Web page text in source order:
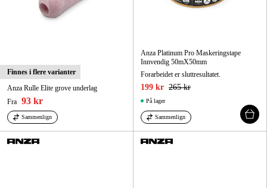
Finnes i flere varianter
Anza Rulle Elite grove underlag
Fra 93 kr
Sammenlign
Anza Platinum Pro Maskeringstape
Innvendig 50mX50mm
Forarbeidet er sluttresultatet.
199 kr 265 kr
På lager
Sammenlign